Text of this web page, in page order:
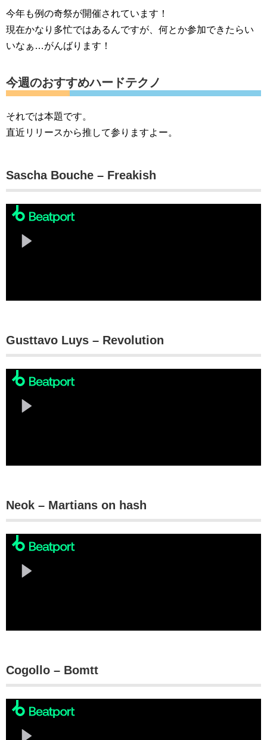
今年も例の奇祭が開催されています！
現在かなり多忙ではあるんですが、何とか参加できたらい
いなぁ…がんばります！
今週のおすすめハードテクノ
それでは本題です。
直近リリースから推して参りますよー。
Sascha Bouche – Freakish
Gusttavo Luys – Revolution
Neok – Martians on hash
Cogollo – Bomtt